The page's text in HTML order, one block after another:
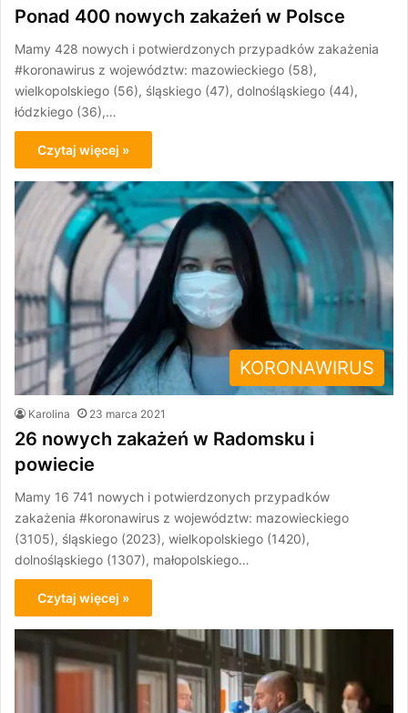
Ponad 400 nowych zakażeń w Polsce
Mamy 428 nowych i potwierdzonych przypadków zakażenia
#koronawirus z województw: mazowieckiego (58),
wielkopolskiego (56), śląskiego (47), dolnośląskiego (44),
łódzkiego (36),…
Czytaj więcej »
KORONAWIRUS
Karolina 23 marca 2021
26 nowych zakażeń w Radomsku i
powiecie
Mamy 16 741 nowych i potwierdzonych przypadków
zakażenia #koronawirus z województw: mazowieckiego
(3105), śląskiego (2023), wielkopolskiego (1420),
dolnośląskiego (1307), małopolskiego…
Czytaj więcej »